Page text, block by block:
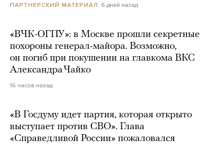
ПАРТНЕРСКИЙ МАТЕРИАЛ 6 дней назад
«ВЧК-ОГПУ»: в Москве прошли секретные
похороны генерал-майора. Возможно,
он погиб при покушении на главкома ВКС
Александра Чайко
16 часов назад
«В Госдуму идет партия, которая открыто
выступает против СВО». Глава
«Справедливой России» пожаловался